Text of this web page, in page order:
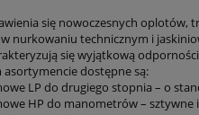
się nowoczesnych oplotów,
w nurkowaniu technicznym i
się wyjątkową
asortymencie dostępne są:
LP do drugiego stopnia – o
HP do manometrów – sztywne